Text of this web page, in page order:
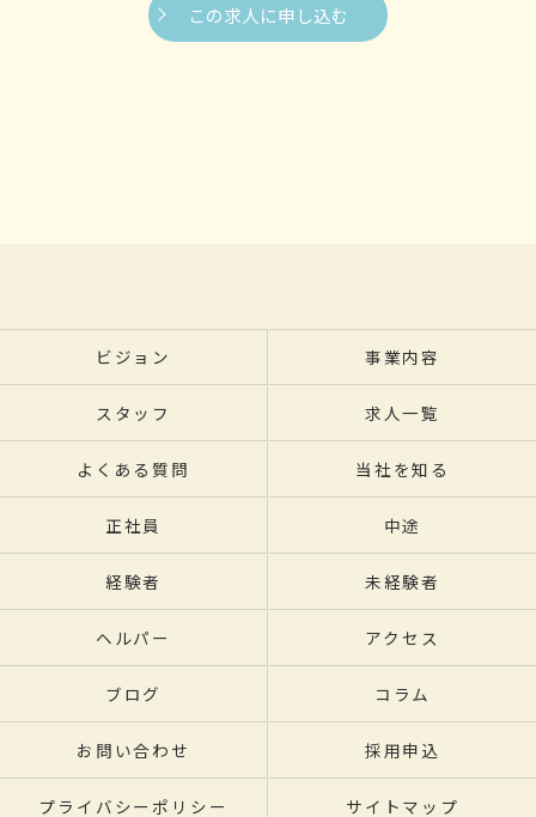
この求人に申し込む
ビジョン 事業内容
スタッフ 求人一覧
よくある質問 当社を知る
正社員 中途
経験者 未経験者
ヘルパー アクセス
ブログ コラム
お問い合わせ 採用申込
プライバシーポリシー サイトマップ